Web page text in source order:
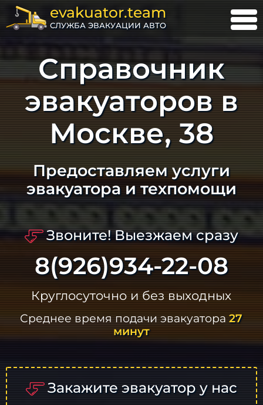
evakuator.team
СЛУЖБА ЭВАКУАЦИИ АВТО
Справочник
эвакуаторов в
Москве, 38
Предоставляем услуги
эвакуатора и техпомощи
Звоните! Выезжаем сразу
8(926)934-22-08
Круглосуточно и без выходных
Среднее время подачи эвакуатора27
минут
Закажите эвакуатор у нас